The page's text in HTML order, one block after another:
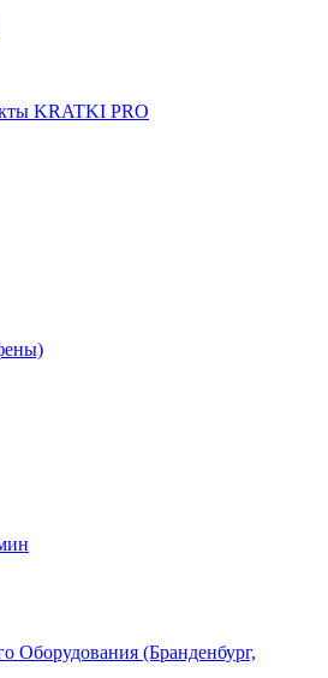
KRATKI PRO
Оборудования (Бранденбург,